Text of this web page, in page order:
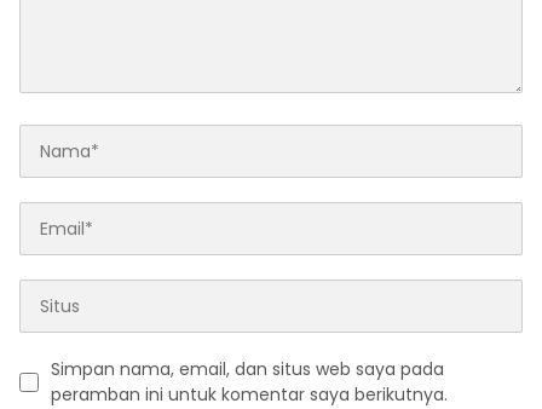
Simpan nama, email, dan situs web saya pada
peramban ini untuk komentar saya berikutnya.